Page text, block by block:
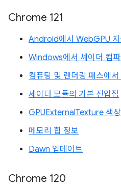
Chrome 121
Android에서 WebGPU 지
Windows에서 셰이더 컴
컴퓨팅 및 렌더링 패스에서
셰이더 모듈의 기본 진입점
GPUExternalTexture 색
메모리 힙 정보
Dawn 업데이트
Chrome 120